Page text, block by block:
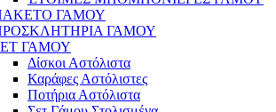
ΓΑΜΟΥ
ΓΑΜΟΥ
ΓΑΜΟΥ
Δίσκοι Αστόλιστα
Καράφες Αστόλιστες
Ποτήρια Αστόλιστα